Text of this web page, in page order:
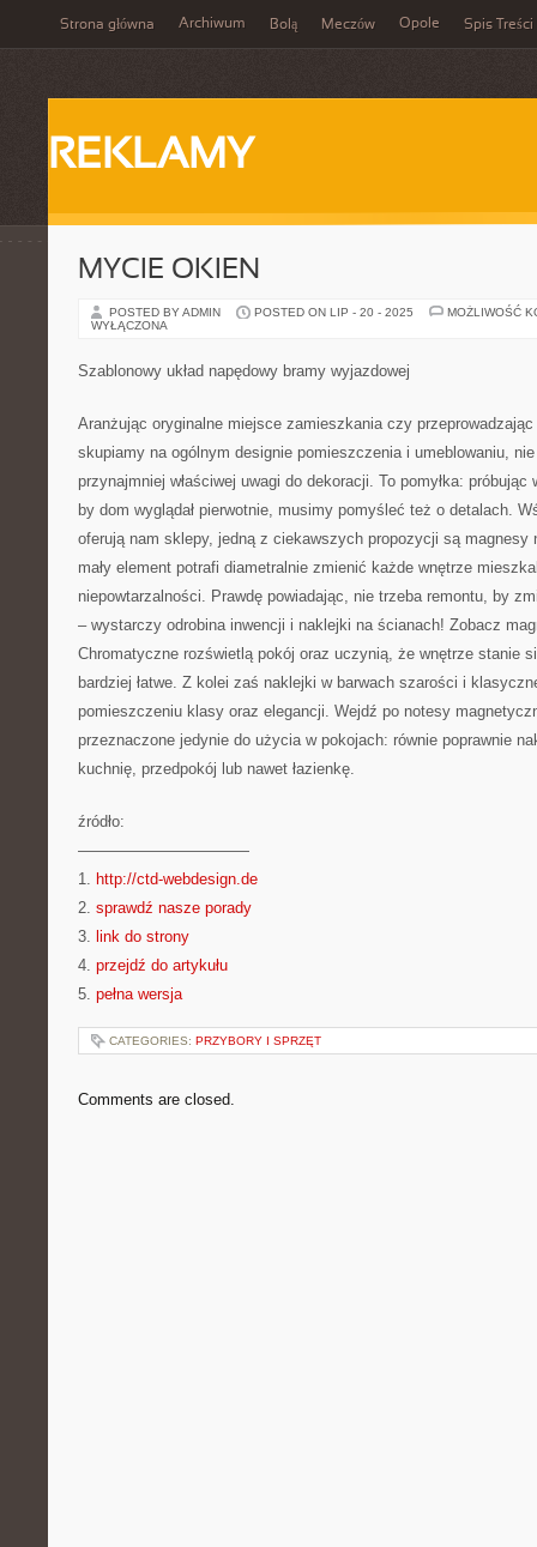
Strona główna Archiwum Bolą Meczów Opole Spis Treści
REKLAMY
MYCIE OKIEN
POSTED BY ADMIN POSTED ON LIP - 20 - 2025
MOŻLIWOŚĆ
WYŁĄCZONA
Szablonowy układ napędowy bramy wyjazdowej
Aranżując oryginalne miejsce zamieszkania czy
skupiamy na ogólnym designie pomieszczenia i umeblowaniu,
przynajmniej właściwej uwagi do dekoracji. To pomyłka:
by dom wyglądał pierwotnie, musimy pomyśleć też o detalach.
oferują nam sklepy, jedną z ciekawszych propozycji są magnesy
mały element potrafi diametralnie zmienić każde wnętrze
niepowtarzalności. Prawdę powiadając, nie trzeba remontu, by
– wystarczy odrobina inwencji i naklejki na ścianach! Zobacz
Chromatyczne rozświetlą pokój oraz uczynią, że wnętrze stanie
bardziej łatwe. Z kolei zaś naklejki w barwach szarości i
pomieszczeniu klasy oraz elegancji. Wejdź po notesy
przeznaczone jedynie do użycia w pokojach: równie poprawnie
kuchnię, przedpokój lub nawet łazienkę.
źródło:
———————————
1. http://ctd-webdesign.de
2. sprawdź nasze porady
3. link do strony
4. przejdź do artykułu
5. pełna wersja
CATEGORIES: PRZYBORY I SPRZĘT
Comments are closed.